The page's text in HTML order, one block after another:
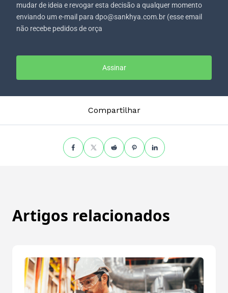
mudar de ideia e revogar esta decisão a qualquer momento
enviando um e-mail para dpo@sankhya.com.br (esse email
não recebe pedidos de orça
Assinar
Compartilhar
Artigos relacionados